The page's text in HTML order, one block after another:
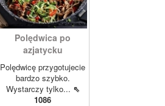
Polędwica po
azjatycku
Polędwicę przygotujecie
bardzo szybko.
Wystarczy tylko... ⇖
1086